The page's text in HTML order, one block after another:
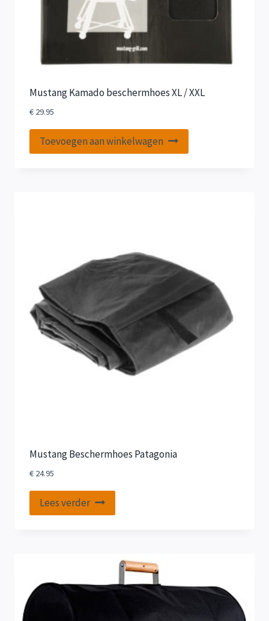
Mustang Kamado beschermhoes XL / XXL
€29.95
Toevoegen aan winkelwagen
Mustang Beschermhoes Patagonia
€24.95
Lees verder